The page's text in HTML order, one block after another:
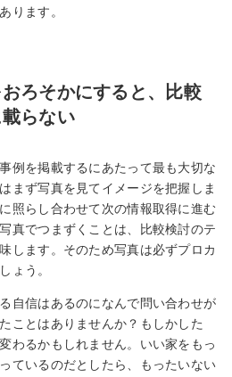
ります。
ろそかにすると、比較
らない
例を掲載するにあたって最も大切な
まず写真を見てイメージを把握しま
照らし合わせて次の情報取得に進む
真でつまずくことは、比較検討のテ
します。そのため写真は必ずプロカ
ょう。
自信はあるのになんで問い合わせが
ことはありませんか？もしかした
わるかもしれません。いい家をもっ
ているのだとしたら、もったいない